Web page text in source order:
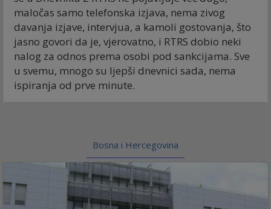
maločas samo telefonska izjava, nema zivog
davanja izjave, intervjua, a kamoli gostovanja, što
jasno govori da je, vjerovatno, i RTRS dobio neki
nalog za odnos prema osobi pod sankcijama. Sve
u svemu, mnogo su ljepši dnevnici sada, nema
ispiranja od prve minute.
Bosna i Hercegovina